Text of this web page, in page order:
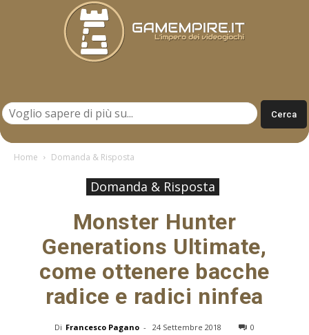
Home Domanda & Risposta
Domanda & Risposta
Monster Hunter
Generations Ultimate,
come ottenere bacche
radice e radici ninfea
Di Francesco Pagano - 24 Settembre 2018 0